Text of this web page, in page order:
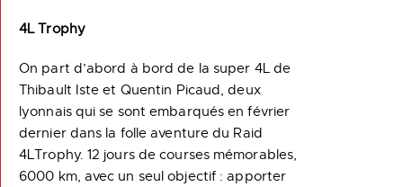
4L Trophy
On part d’abord à bord de la super 4L de
Thibault Iste et Quentin Picaud, deux
lyonnais qui se sont embarqués en février
dernier dans la folle aventure du Raid
4LTrophy. 12 jours de courses mémorables,
6000 km, avec un seul objectif : apporter